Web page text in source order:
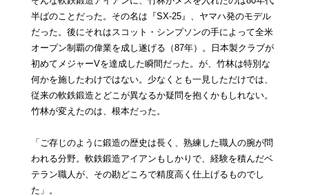
半ばのことだった。その名は『SX‐25』、ヤマハ発のモデル
だった。後にそれはスコット・シンプソンの手によって全米
オープン制覇の偉業を成し遂げる（87年）。日本製クラブが
初めてメジャーVを達成した瞬間だった。が、竹林は特別な
何かを施したわけではない。少なくとも一見しただけでは、
従来の軟鉄鍛造とどこが異なるか疑問を抱くかもしれない。
竹林が変えたのは、根本だった。
「ご存じのように鍛造の歴史は長く、熟練した職人の腕が問
われる分野。軟鉄鍛造アイアンもしかりで、経験を積んだベ
テラン職人が、その勘どころで精度高く仕上げるものでし
た」。